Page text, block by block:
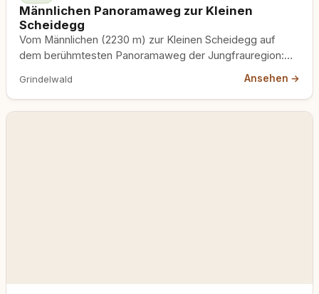
Männlichen Panoramaweg zur Kleinen
Scheidegg
Vom Männlichen (2230 m) zur Kleinen Scheidegg auf
dem berühmtesten Panoramaweg der Jungfrauregion:
4,6 Kilometer fast eben, Eiger, Mönch und Jungfrau direkt
gegenüber, ideal für Hunde, die breite Wege lieben.
Gondelbahn ab Grindelwald oder Wengen, keine
Grindelwald Ansehen →